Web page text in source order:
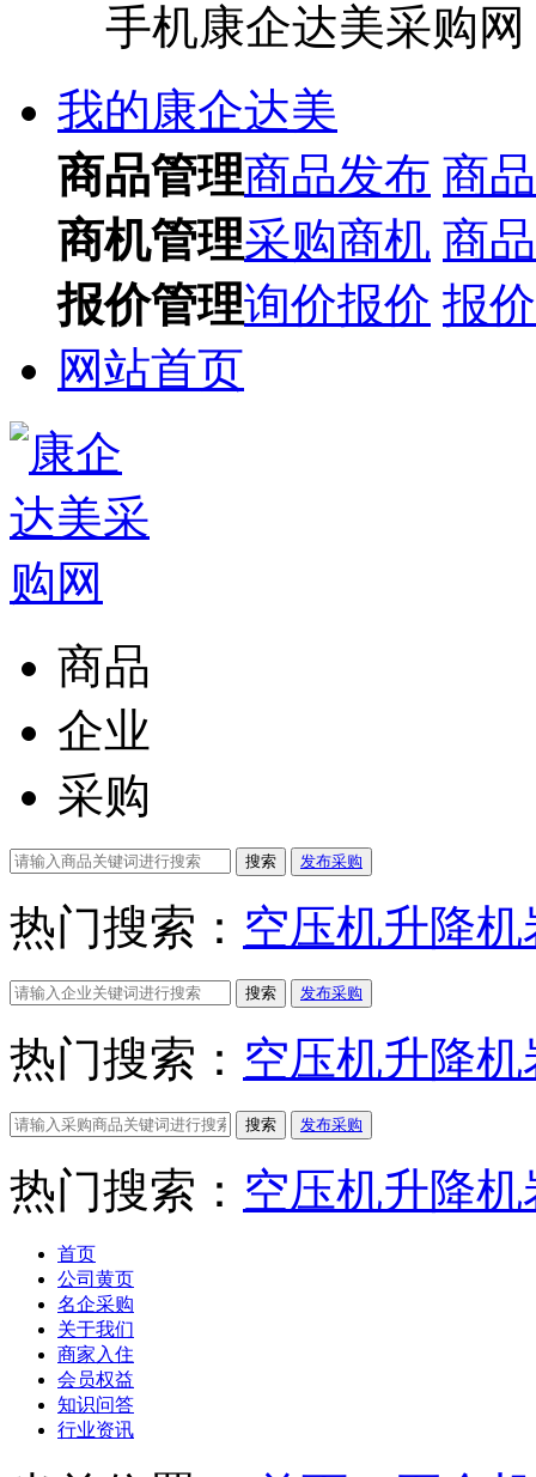
手机康企达美采购网
我的康企达美
商品管理商品发布 商
商机管理采购商机 商
报价管理询价报价 报
网站首页
商品
企业
采购
搜索 发布采购
热门搜索： 空压机升降机
搜索 发布采购
热门搜索： 空压机升降机
搜索 发布采购
热门搜索： 空压机升降机
首页
公司黄页
名企采购
关于我们
商家入住
会员权益
知识问答
行业资讯